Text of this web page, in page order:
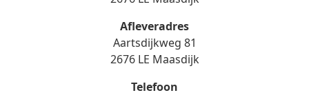
Afleveradres
Aartsdijkweg 81
2676 LE Maasdijk
Telefoon